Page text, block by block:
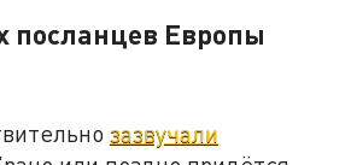
Европы
зазвучали